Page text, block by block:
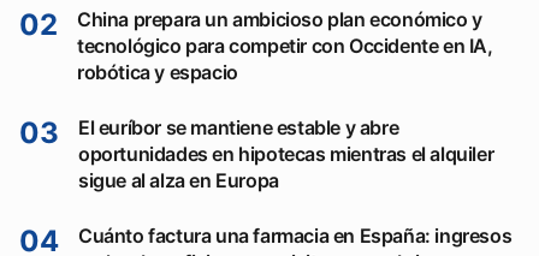
02
China prepara un ambicioso plan económico y
tecnológico para competir con Occidente en IA,
robótica y espacio
03
El euríbor se mantiene estable y abre
oportunidades en hipotecas mientras el alquiler
sigue al alza en Europa
04
Cuánto factura una farmacia en España: ingresos